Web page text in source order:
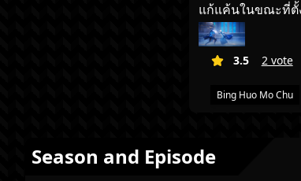
แก้แค้นในขณะที่ตั้
3.5 2 vote
Bing Huo Mo Chu
Season and Episode